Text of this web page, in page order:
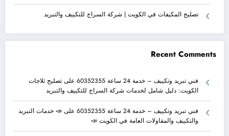
تصليح المكيفات في الكويت | شركة السراج للتكييف والتبريد
Recent Comments
فني تبريد وتكييف – خدمة 24 ساعة 60352355 على تصليح ثلاجات
الكويت: دليل شامل لخدمات شركة السراج للتكييف والتبريد
فني تبريد وتكييف – خدمة 24 ساعة 60352355 على 📣 خدمات التبريد
والتكييف والمقاولات العامة في الكويت 📣